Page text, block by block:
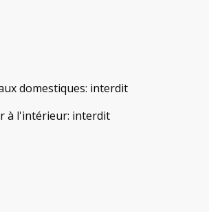
domestiques: interdit
à l'intérieur: interdit